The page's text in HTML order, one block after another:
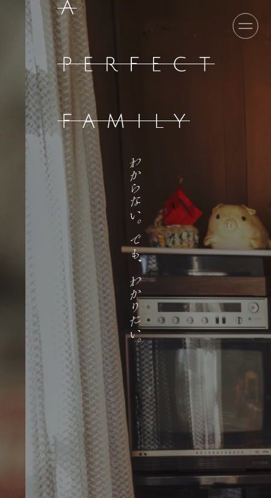
TOP
INTRODUCTION
STORY
SCHEDULE
VENUE
TICKET STAFF
なぜ、
この演劇を作ろうと
思ったのか
MEDIA
GOODS
Q&A